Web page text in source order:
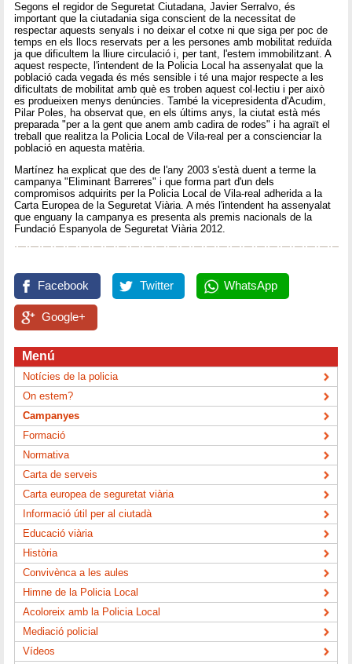
Segons el regidor de Seguretat Ciutadana, Javier Serralvo, és
important que la ciutadania siga conscient de la necessitat de
respectar aquests senyals i no deixar el cotxe ni que siga per poc de
temps en els llocs reservats per a les persones amb mobilitat reduïda
ja que dificultem la lliure circulació i, per tant, l'estem immobilitzant. A
aquest respecte, l'intendent de la Policia Local ha assenyalat que la
població cada vegada és més sensible i té una major respecte a les
dificultats de mobilitat amb què es troben aquest col·lectiu i per això
es produeixen menys denúncies. També la vicepresidenta d'Acudim,
Pilar Poles, ha observat que, en els últims anys, la ciutat està més
preparada "per a la gent que anem amb cadira de rodes" i ha agraït el
treball que realitza la Policia Local de Vila-real per a conscienciar la
població en aquesta matèria.
Martínez ha explicat que des de l'any 2003 s'està duent a terme la
campanya "Eliminant Barreres" i que forma part d'un dels
compromisos adquirits per la Policia Local de Vila-real adherida a la
Carta Europea de la Seguretat Viària. A més l'intendent ha assenyalat
que enguany la campanya es presenta als premis nacionals de la
Fundació Espanyola de Seguretat Viària 2012.
Facebook Twitter WhatsApp
Google+
Menú
Notícies de la policia
On estem?
Campanyes
Formació
Normativa
Carta de serveis
Carta europea de seguretat viària
Informació útil per al ciutadà
Educació viària
Història
Convivènca a les aules
Himne de la Policia Local
Acoloreix amb la Policia Local
Mediació policial
Vídeos